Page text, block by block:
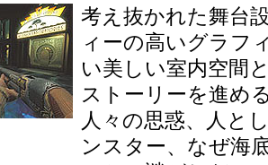
考え抜かれた舞台
ィーの高いグラフ
い美しい室内空間
ストーリーを進め
人々の思惑、人と
ンスター、なぜ海